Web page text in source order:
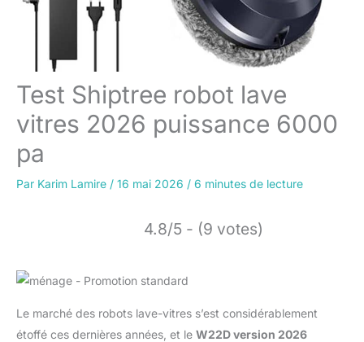
Test Shiptree robot lave
vitres 2026 puissance 6000
pa
Par Karim Lamire / 16 mai 2026 / 6 minutes de lecture
4.8/5 - (9 votes)
Le marché des robots lave-vitres s’est considérablement
étoffé ces dernières années, et le W22D version 2026